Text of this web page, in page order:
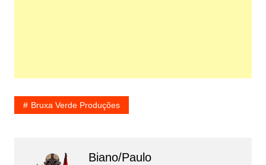
Bruxa Verde Produções
Biano/Paulo